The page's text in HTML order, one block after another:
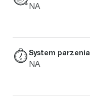
NA
System parzenia
NA